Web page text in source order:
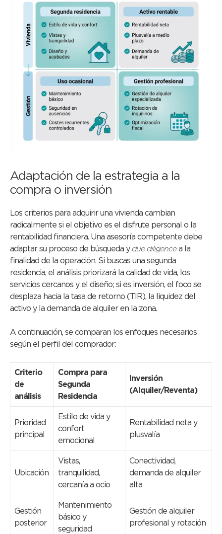
Adaptación de la estrategia a la
compra o inversión
Los criterios para adquirir una vivienda cambian
radicalmente si el objetivo es el disfrute personal o la
rentabilidad financiera. Una asesoría competente debe
adaptar su proceso de búsqueda y due diligencea la
finalidad de la operación. Si buscas una segunda
residencia, el análisis priorizará la calidad de vida, los
servicios cercanos y el diseño; si es inversión, el foco se
desplaza hacia la tasa de retorno (TIR), la liquidez del
activo y la demanda de alquiler en la zona.
A continuación, se comparan los enfoques necesarios
según el perfil del comprador:
Criterio
de
análisis
Compra para
Segunda
Residencia
Inversión
(Alquiler/Reventa)
Prioridad
principal
Estilo de vida y
confort
emocional
Rentabilidad neta y
plusvalía
Ubicación
Vistas,
tranquilidad,
cercanía a ocio
Conectividad,
demanda de alquiler
alta
Gestión
posterior
Mantenimiento
básico y
seguridad
Gestión de alquiler
profesional y rotación